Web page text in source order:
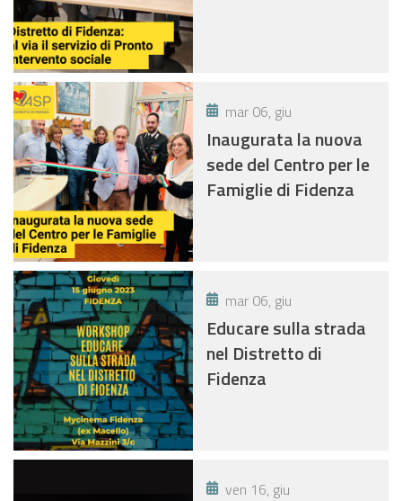
mar 06, giu
Inaugurata la nuova
sede del Centro per le
Famiglie di Fidenza
mar 06, giu
Educare sulla strada
nel Distretto di
Fidenza
ven 16, giu